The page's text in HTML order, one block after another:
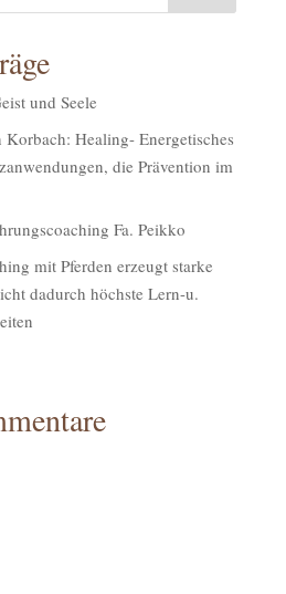
und Seele
Healing- Energetisches
die Prävention im
Fa. Peikko
mit Pferden erzeugt starke
dadurch höchste Lern-u.